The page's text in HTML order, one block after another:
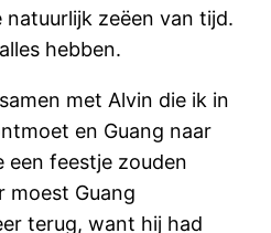
natuurlijk zeëen van tijd.
hebben.
met Alvin die ik in
en Guang naar
een feestje zouden
moest Guang
terug, want hij had